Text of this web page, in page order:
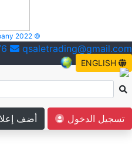
2022 ©
qsaletrading@gmail.com
ENGLISH
أضف
تسجيل الدخول